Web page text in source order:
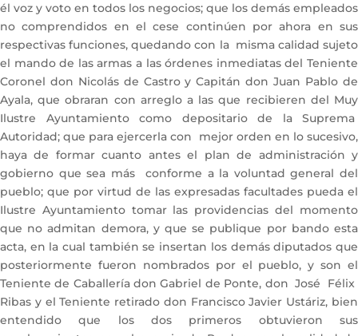
él voz y voto en todos los negocios; que los demás empleados
no comprendidos en el cese continúen por ahora en sus
respectivas funciones, quedando con la misma calidad sujeto
el mando de las armas a las órdenes inmediatas del Teniente
Coronel don Nicolás de Castro y Capitán don Juan Pablo de
Ayala, que obraran con arreglo a las que recibieren del Muy
Ilustre Ayuntamiento como depositario de la Suprema
Autoridad; que para ejercerla con mejor orden en lo sucesivo,
haya de formar cuanto antes el plan de administración y
gobierno que sea más conforme a la voluntad general del
pueblo; que por virtud de las expresadas facultades pueda el
Ilustre Ayuntamiento tomar las providencias del momento
que no admitan demora, y que se publique por bando esta
acta, en la cual también se insertan los demás diputados que
posteriormente fueron nombrados por el pueblo, y son el
Teniente de Caballería don Gabriel de Ponte, don José Félix
Ribas y el Teniente retirado don Francisco Javier Ustáriz, bien
entendido que los dos primeros obtuvieron sus